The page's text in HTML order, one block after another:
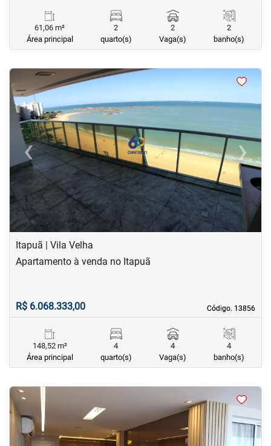
61,06 m²
Área principal
2
quarto(s)
2
Vaga(s)
2
banho(s)
< <
‹Previous ›Next
Itapuã | Vila Velha
Código. 13856
Código. 13856
Apartamento à venda no Itapuã
R$ 6.068.333,00
148,52 m²
Área principal
4
quarto(s)
4
Vaga(s)
4
banho(s)
< <<